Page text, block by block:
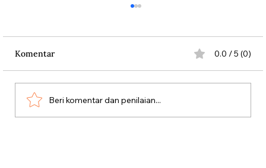
Komentar 0.0 / 5 (0)
Beri komentar dan penilaian...